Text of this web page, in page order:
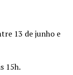
13 de junho e
15h.